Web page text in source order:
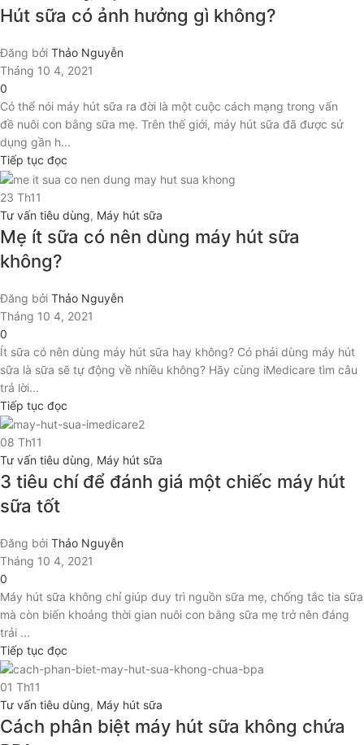
Hút sữa có ảnh hưởng gì không?
Đăng bởi Thảo Nguyễn
Tháng 10 4, 2021
0
Có thể nói máy hút sữa ra đời là một cuộc cách mạng trong vấn
đề nuôi con bằng sữa mẹ. Trên thế giới, máy hút sữa đã được sử
dụng gần h...
Tiếp tục đọc
23 Th11
Tư vấn tiêu dùng, Máy hút sữa
Mẹ ít sữa có nên dùng máy hút sữa
không?
Đăng bởi Thảo Nguyễn
Tháng 10 4, 2021
0
Ít sữa có nên dùng máy hút sữa hay không? Có phải dùng máy hút
sữa là sữa sẽ tự động về nhiều không? Hãy cùng iMedicare tìm câu
trả lời...
Tiếp tục đọc
08 Th11
Tư vấn tiêu dùng, Máy hút sữa
3 tiêu chí để đánh giá một chiếc máy hút
sữa tốt
Đăng bởi Thảo Nguyễn
Tháng 10 4, 2021
0
Máy hút sữa không chỉ giúp duy trì nguồn sữa mẹ, chống tắc tia sữa
mà còn biến khoảng thời gian nuôi con bằng sữa mẹ trở nên đáng
trải ...
Tiếp tục đọc
01 Th11
Tư vấn tiêu dùng, Máy hút sữa
Cách phân biệt máy hút sữa không chứa